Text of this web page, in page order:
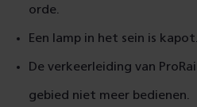
orde.
Een lamp in het sein is
De verkeerleiding van
gebied niet meer bedienen.